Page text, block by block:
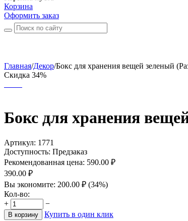
Корзина
Оформить заказ
Главная/Декор/Бокс для хранения вещей зеленый
Скидка 34%
Бокс для хранения
Артикул: 1771
Доступность: Предзаказ
Рекомендованная цена: 590.00 ₽
390.00 ₽
Вы экономите: 200.00 ₽ (34%)
Кол-во:
+
−
В корзину Купить в один клик